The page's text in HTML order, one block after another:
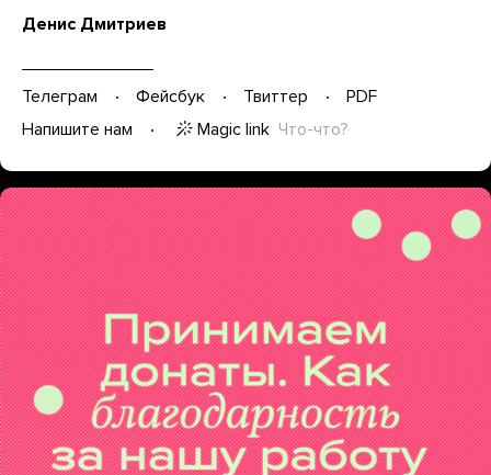
Денис Дмитриев
Телеграм Фейсбук Твиттер
PDF
Напишите нам
Magic link Что-что?